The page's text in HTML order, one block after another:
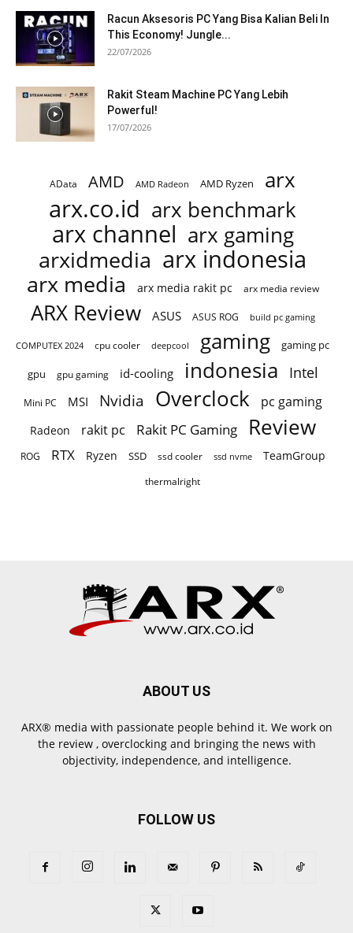
Racun Aksesoris PC Yang Bisa Kalian Beli In
This Economy! Jungle...
22/07/2026
Rakit Steam Machine PC Yang Lebih
Powerful!
17/07/2026
AData AMD AMD Radeon AMD Ryzen arx
arx.co.id arx benchmark
arx channel arx gaming
arxidmedia arx indonesia
arx media arx media rakit pc arx media review
ARX Review ASUS ASUS ROG build pc gaming
COMPUTEX 2024 cpu cooler deepcool gaming gaming pc
gpu gpu gaming id-cooling indonesia Intel
Mini PC MSI Nvidia Overclock pc gaming
Radeon rakit pc Rakit PC Gaming Review
ROG RTX Ryzen SSD ssd cooler ssd nvme TeamGroup
thermalright
ABOUT US
ARX® media with passionate people behind it. We work on
the review , overclocking and bringing the news with
objectivity, independence, and intelligence.
FOLLOW US